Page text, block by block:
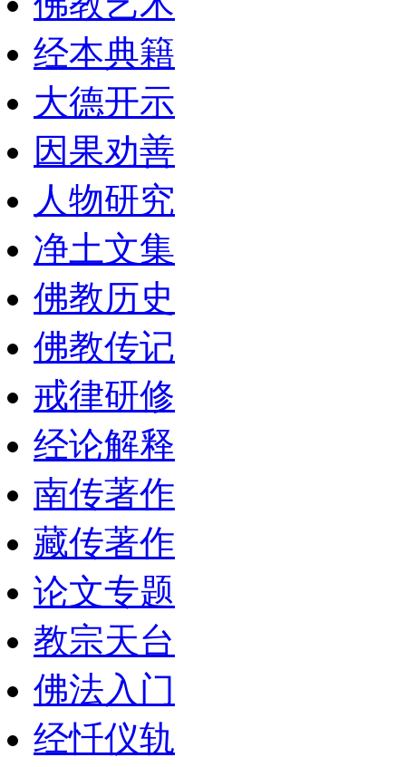
经本典籍
大德开示
因果劝善
人物研究
净土文集
佛教历史
佛教传记
戒律研修
经论解释
南传著作
藏传著作
论文专题
教宗天台
佛法入门
经忏仪轨